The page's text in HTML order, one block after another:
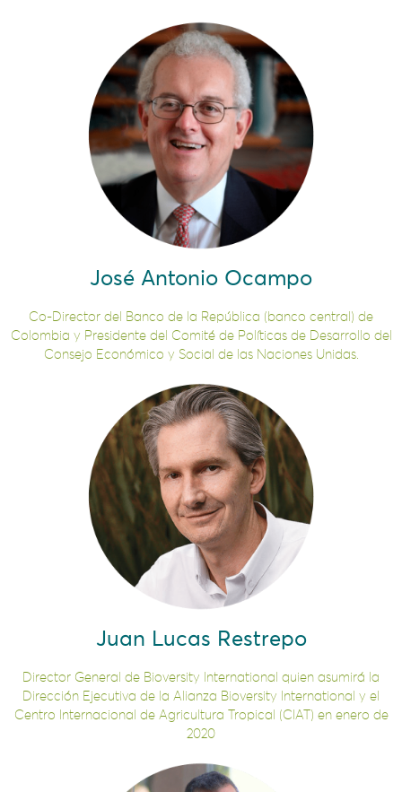
José Antonio Ocampo
Co-Director del Banco de la República (banco central) de
Colombia y Presidente del Comité de Políticas de Desarrollo del
Consejo Económico y Social de las Naciones Unidas.
Juan Lucas Restrepo
Director General de Bioversity International quien asumirá la
Dirección Ejecutiva de la Alianza Bioversity International y el
Centro Internacional de Agricultura Tropical (CIAT) en enero de
2020